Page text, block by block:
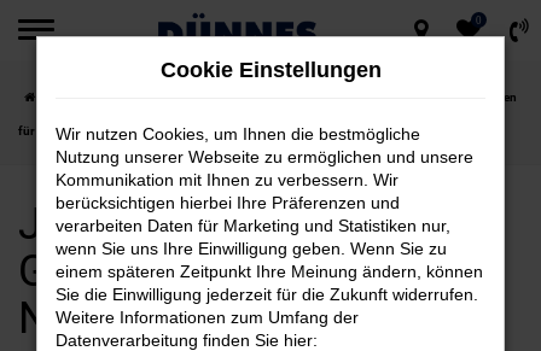
Zum
springen
0
Jeep Compass Gebrauchtwagen
für Nürnberg kaufen
Jeep Compass
Gebrauchtwagen für
Nürnberg kaufen
Cookie Einstellungen
Wir nutzen Cookies, um Ihnen die bestmögliche
Nutzung unserer Webseite zu ermöglichen und unsere
Kommunikation mit Ihnen zu verbessern. Wir
berücksichtigen hierbei Ihre Präferenzen und
verarbeiten Daten für Marketing und Statistiken nur,
wenn Sie uns Ihre Einwilligung geben. Wenn Sie zu
einem späteren Zeitpunkt Ihre Meinung ändern, können
Sie die Einwilligung jederzeit für die Zukunft widerrufen.
Weitere Informationen zum Umfang der
Datenverarbeitung finden Sie hier: